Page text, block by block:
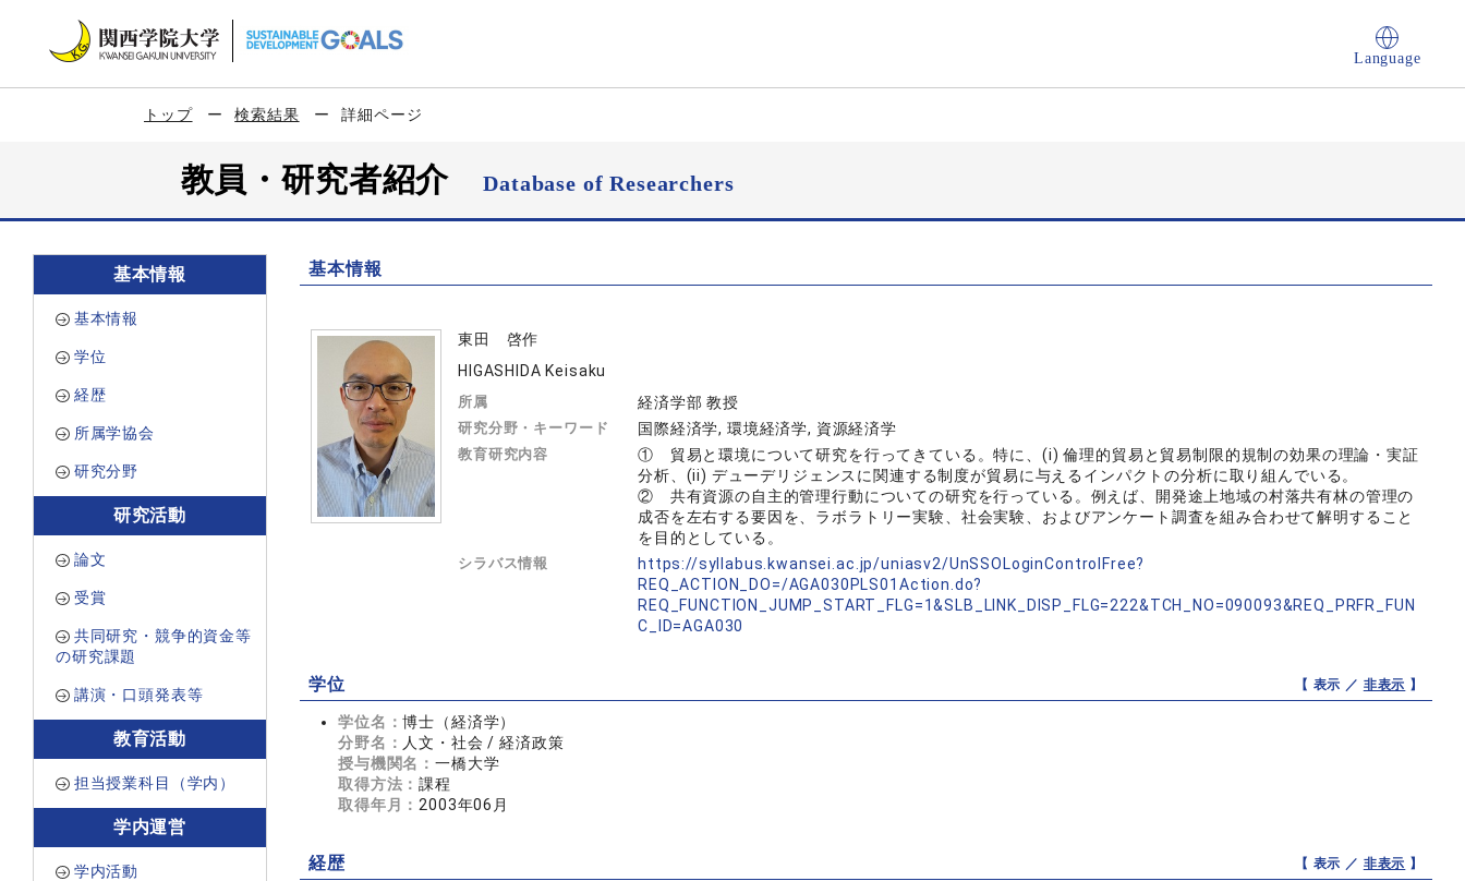
Language
トップ 検索結果 詳細ページ
教員・研究者紹介Database of Researchers
基本情報
基本情報
学位
経歴
所属学協会
研究分野
研究活動
論文
受賞
共同研究・競争的資金等
の研究課題
講演・口頭発表等
教育活動
担当授業科目（学内）
学内運営
学内活動
基本情報
東田 啓作
HIGASHIDA Keisaku
所属 経済学部 教授
研究分野・キーワード 国際経済学, 環境経済学, 資源経済学
教育研究内容
① 貿易と環境について研究を行ってきている。特に、(i) 倫理的貿易と貿易制限的規制の効果の理論・実証
分析、(ii) デューデリジェンスに関連する制度が貿易に与えるインパクトの分析に取り組んでいる。
② 共有資源の自主的管理行動についての研究を行っている。例えば、開発途上地域の村落共有林の管理の
成否を左右する要因を、ラボラトリー実験、社会実験、およびアンケート調査を組み合わせて解明すること
を目的としている。
シラバス情報
https://syllabus.kwansei.ac.jp/uniasv2/UnSSOLoginControlFree?
REQ_ACTION_DO=/AGA030PLS01Action.do?
REQ_FUNCTION_JUMP_START_FLG=1&SLB_LINK_DISP_FLG=222&TCH_NO=090093&REQ_PRFR_FUN
C_ID=AGA030
学位 【 表示 ／ 非表示 】
学位名：博士（経済学）
分野名： 人文・社会 / 経済政策
授与機関名：一橋大学
取得方法：課程
取得年月： 2003年06月
経歴 【 表示 ／ 非表示 】